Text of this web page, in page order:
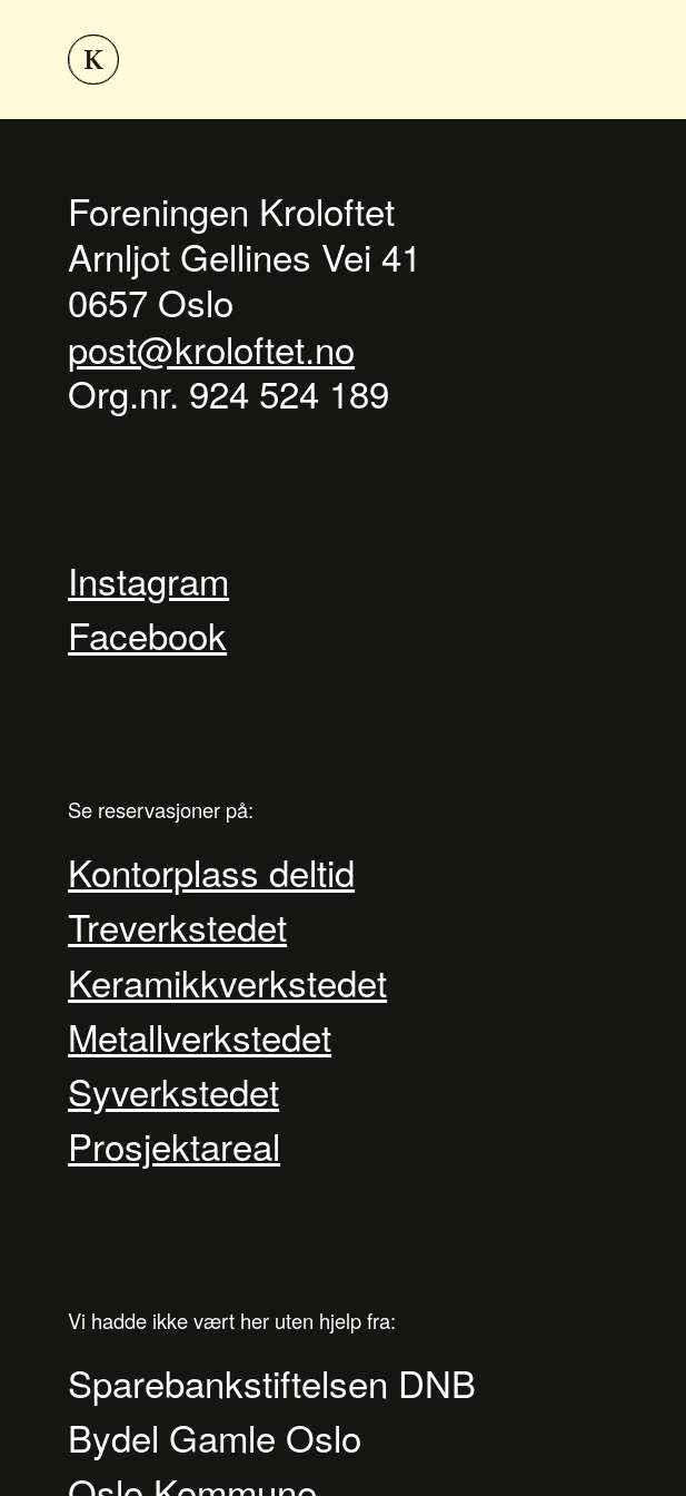
Foreningen Kroloftet
Arnljot Gellines Vei 41
0657 Oslo
post@kroloftet.no
Org.nr. 924 524 189
Instagram
Facebook
Se reservasjoner på:
Kontorplass deltid
Treverkstedet
Keramikkverkstedet
Metallverkstedet
Syverkstedet
Prosjektareal
Vi hadde ikke vært her uten hjelp fra:
Sparebankstiftelsen DNB
Bydel Gamle Oslo